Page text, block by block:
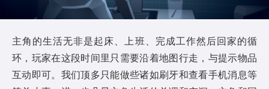
主角的生活无非是起床、上班、完成工作然后回家的循
环，玩家在这段时间里只需要沿着地图行走，与提示物品
互动即可。我们顶多只能做些诸如刷牙和查看手机消息等